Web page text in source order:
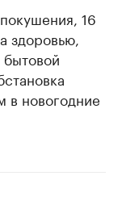
16
здоровью,
в новогодние